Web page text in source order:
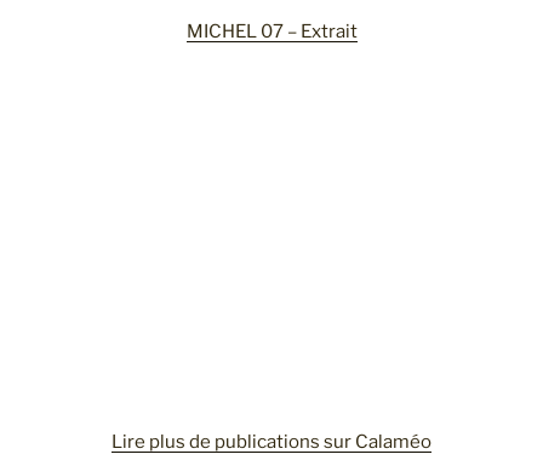
MICHEL 07 – Extrait
Lire plus de publications sur Calaméo